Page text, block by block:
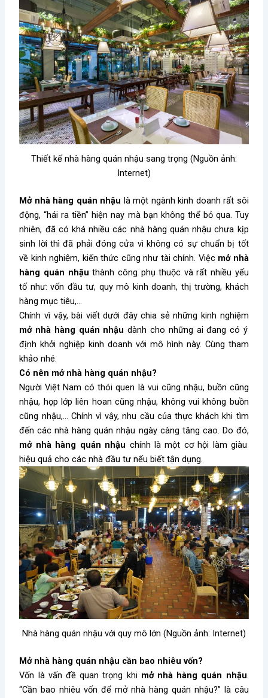
Thiết kế nhà hàng quán nhậu sang trọng (Nguồn ảnh:
Internet)
Mở nhà hàng quán nhậu là một ngành kinh doanh rất sôi
động, “hái ra tiền” hiện nay mà bạn không thể bỏ qua. Tuy
nhiên, đã có khá nhiều các nhà hàng quán nhậu chưa kịp
sinh lời thì đã phải đóng cửa vì không có sự chuẩn bị tốt
về kinh nghiệm, kiến thức cũng như tài chính. Việc mở nhà
hàng quán nhậuthành công phụ thuộc và rất nhiều yếu
tố như: vốn đầu tư, quy mô kinh doanh, thị trường, khách
hàng mục tiêu,…
Chính vì vậy, bài viết dưới đây chia sẻ những kinh nghiệm
mở nhà hàng quán nhậu dành cho những ai đang có ý
định khởi nghiệp kinh doanh với mô hình này. Cùng tham
khảo nhé.
Có nên mở nhà hàng quán nhậu?
Người Việt Nam có thói quen là vui cũng nhậu, buồn cũng
nhậu, họp lớp liên hoan cũng nhậu, không vui không buồn
cũng nhậu,… Chính vì vậy, nhu cầu của thực khách khi tìm
đến các nhà hàng quán nhậu ngày càng tăng cao. Do đó,
mở nhà hàng quán nhậu chính là một cơ hội làm giàu
hiệu quả cho các nhà đầu tư nếu biết tận dụng.
Nhà hàng quán nhậu với quy mô lớn (Nguồn ảnh: Internet)
Mở nhà hàng quán nhậu cần bao nhiêu vốn?
Vốn là vấn đề quan trọng khi mở nhà hàng quán nhậu.
“Cần bao nhiêu vốn để mở nhà hàng quán nhậu?” là câu